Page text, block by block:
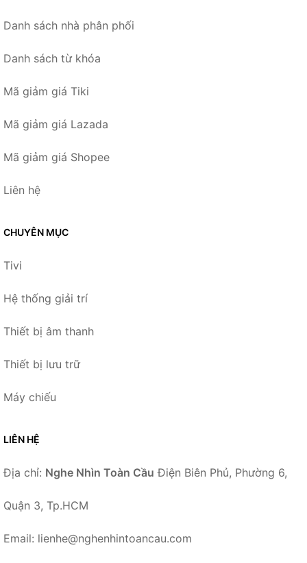
Danh sách nhà phân phối
Danh sách từ khóa
Mã giảm giá Tiki
Mã giảm giá Lazada
Mã giảm giá Shopee
Liên hệ
CHUYÊN MỤC
Tivi
Hệ thống giải trí
Thiết bị âm thanh
Thiết bị lưu trữ
Máy chiếu
LIÊN HỆ
Địa chỉ: Nghe Nhìn Toàn Cầu Điện Biên Phủ, Phường 6,
Quận 3, Tp.HCM
Email: lienhe@nghenhintoancau.com